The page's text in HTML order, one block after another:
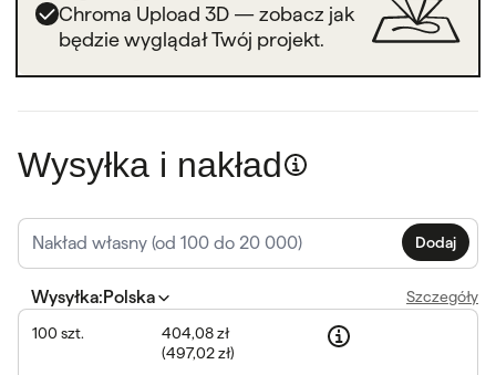
Chroma Upload 3D — zobacz jak
będzie wyglądał Twój projekt.
Wysyłka i nakład
Dodaj
Wysyłka: Polska Szczegóły
100 szt.
404,08 zł
(497,02 zł)